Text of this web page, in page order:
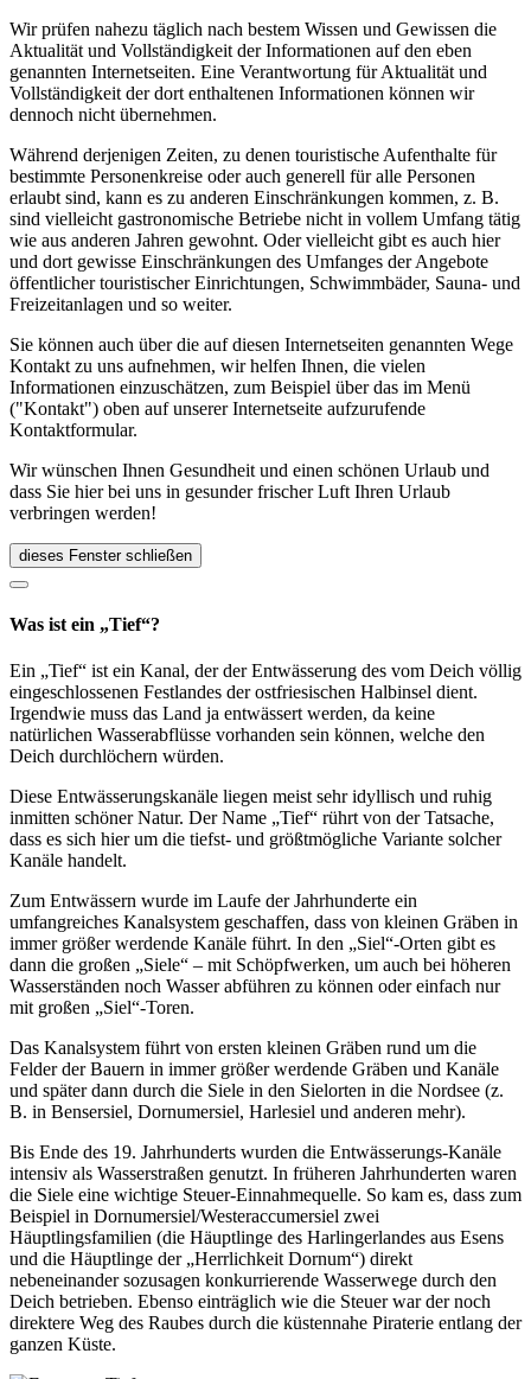
Wir prüfen nahezu täglich nach bestem Wissen und Gewissen die
Aktualität und Vollständigkeit der Informationen auf den eben
genannten Internetseiten. Eine Verantwortung für Aktualität und
Vollständigkeit der dort enthaltenen Informationen können wir
dennoch nicht übernehmen.
Während derjenigen Zeiten, zu denen touristische Aufenthalte für
bestimmte Personenkreise oder auch generell für alle Personen
erlaubt sind, kann es zu anderen Einschränkungen kommen, z. B.
sind vielleicht gastronomische Betriebe nicht in vollem Umfang tätig
wie aus anderen Jahren gewohnt. Oder vielleicht gibt es auch hier
und dort gewisse Einschränkungen des Umfanges der Angebote
öffentlicher touristischer Einrichtungen, Schwimmbäder, Sauna- und
Freizeitanlagen und so weiter.
Sie können auch über die auf diesen Internetseiten genannten Wege
Kontakt zu uns aufnehmen, wir helfen Ihnen, die vielen
Informationen einzuschätzen, zum Beispiel über das im Menü
("Kontakt") oben auf unserer Internetseite aufzurufende
Kontaktformular.
Wir wünschen Ihnen Gesundheit und einen schönen Urlaub und
dass Sie hier bei uns in gesunder frischer Luft Ihren Urlaub
verbringen werden!
dieses Fenster schließen
Was ist ein „Tief“?
Ein „Tief“ ist ein Kanal, der der Entwässerung des vom Deich völlig
eingeschlossenen Festlandes der ostfriesischen Halbinsel dient.
Irgendwie muss das Land ja entwässert werden, da keine
natürlichen Wasserabflüsse vorhanden sein können, welche den
Deich durchlöchern würden.
Diese Entwässerungskanäle liegen meist sehr idyllisch und ruhig
inmitten schöner Natur. Der Name „Tief“ rührt von der Tatsache,
dass es sich hier um die tiefst- und größtmögliche Variante solcher
Kanäle handelt.
Zum Entwässern wurde im Laufe der Jahrhunderte ein
umfangreiches Kanalsystem geschaffen, dass von kleinen Gräben in
immer größer werdende Kanäle führt. In den „Siel“-Orten gibt es
dann die großen „Siele“ – mit Schöpfwerken, um auch bei höheren
Wasserständen noch Wasser abführen zu können oder einfach nur
mit großen „Siel“-Toren.
Das Kanalsystem führt von ersten kleinen Gräben rund um die
Felder der Bauern in immer größer werdende Gräben und Kanäle
und später dann durch die Siele in den Sielorten in die Nordsee (z.
B. in Bensersiel, Dornumersiel, Harlesiel und anderen mehr).
Bis Ende des 19. Jahrhunderts wurden die Entwässerungs-Kanäle
intensiv als Wasserstraßen genutzt. In früheren Jahrhunderten waren
die Siele eine wichtige Steuer-Einnahmequelle. So kam es, dass zum
Beispiel in Dornumersiel/Westeraccumersiel zwei
Häuptlingsfamilien (die Häuptlinge des Harlingerlandes aus Esens
und die Häuptlinge der „Herrlichkeit Dornum“) direkt
nebeneinander sozusagen konkurrierende Wasserwege durch den
Deich betrieben. Ebenso einträglich wie die Steuer war der noch
direktere Weg des Raubes durch die küstennahe Piraterie entlang der
ganzen Küste.